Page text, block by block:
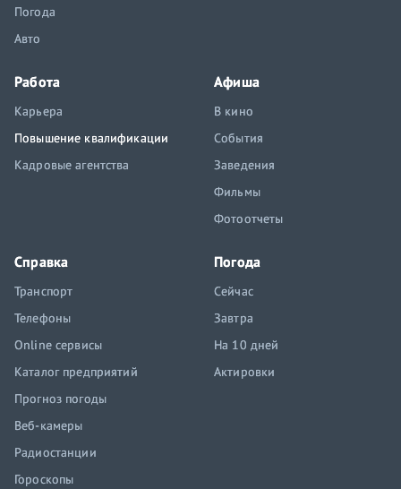
Погода
Авто
Работа
Карьера
Повышение квалификации
Кадровые агентства
Афиша
В кино
События
Заведения
Фильмы
Фотоотчеты
Справка
Транспорт
Телефоны
Online сервисы
Каталог предприятий
Прогноз погоды
Веб-камеры
Радиостанции
Гороскопы
Погода
Сейчас
Завтра
На 10 дней
Актировки